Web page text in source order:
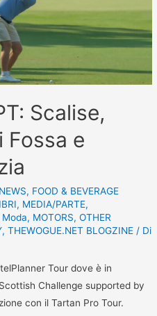
Scalise,
Fossa e
, FOOD & BEVERAGE
, MEDIA/PARTE,
Moda, MOTORS,OTHER
,THEWOGUE.NET BLOGZINE / Di
Tour dove è in
Challenge supported by
con il Tartan Pro Tour.